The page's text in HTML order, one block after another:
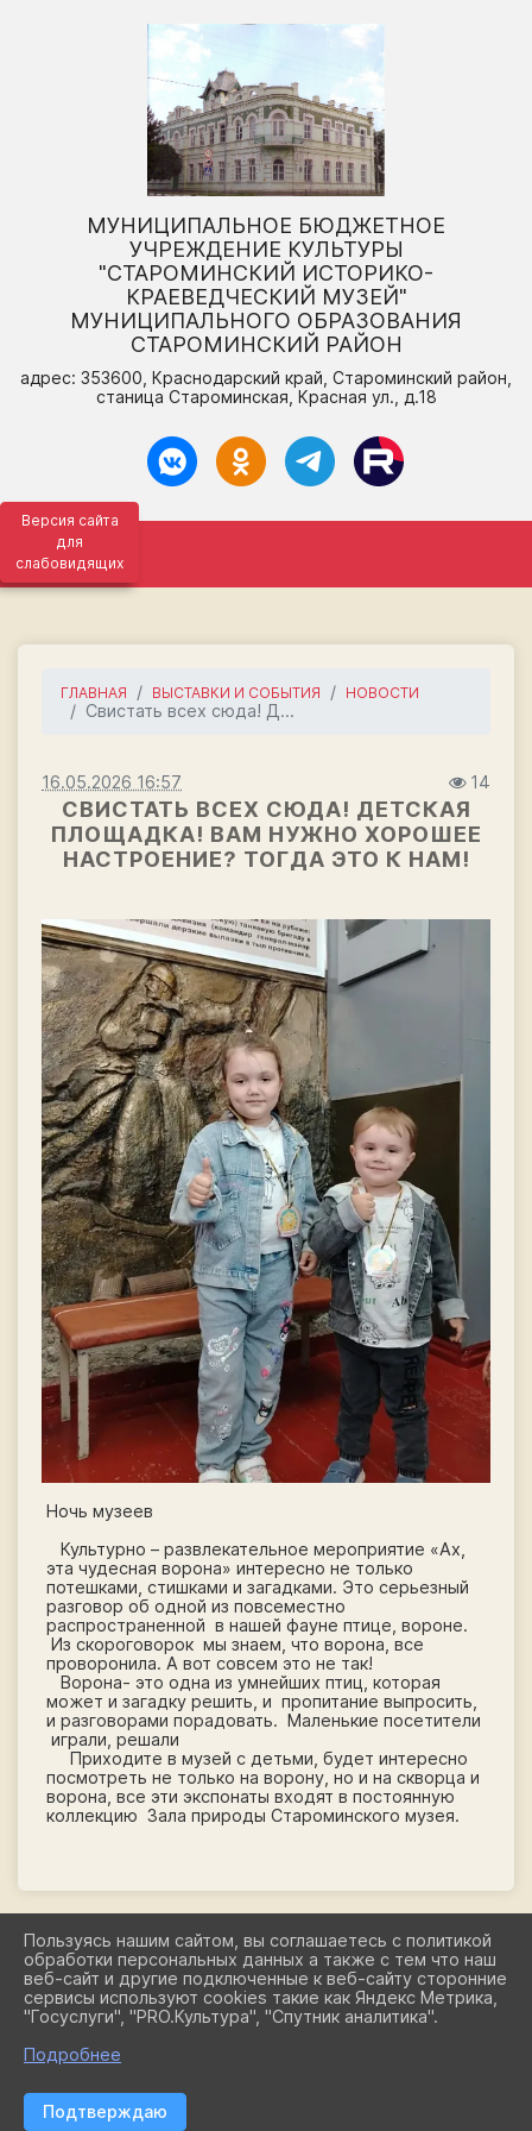
Версия сайта
для
слабовидящих
МУНИЦИПАЛЬНОЕ БЮДЖЕТНОЕ
УЧРЕЖДЕНИЕ КУЛЬТУРЫ
"СТАРОМИНСКИЙ ИСТОРИКО-
КРАЕВЕДЧЕСКИЙ МУЗЕЙ"
МУНИЦИПАЛЬНОГО ОБРАЗОВАНИЯ
СТАРОМИНСКИЙ РАЙОН
адрес: 353600, Краснодарский край, Староминский район,
станица Староминская, Красная ул., д.18
ГЛАВНАЯ ВЫСТАВКИ И СОБЫТИЯ НОВОСТИ
Свистать всех сюда! Д...
16.05.2026 16:57 14
СВИСТАТЬ ВСЕХ СЮДА! ДЕТСКАЯ
ПЛОЩАДКА! ВАМ НУЖНО ХОРОШЕЕ
НАСТРОЕНИЕ? ТОГДА ЭТО К НАМ!
Ночь музеев
Культурно – развлекательное мероприятие «Ах,
эта чудесная ворона» интересно не только
потешками, стишками и загадками. Это серьезный
разговор об одной из повсеместно
распространенной в нашей фауне птице, вороне.
Из скороговорок мы знаем, что ворона, все
проворонила. А вот совсем это не так!
Ворона- это одна из умнейших птиц, которая
может и загадку решить, и пропитание выпросить,
и разговорами порадовать. Маленькие посетители
играли, решали
Приходите в музей с детьми, будет интересно
посмотреть не только на ворону, но и на скворца и
ворона, все эти экспонаты входят в постоянную
коллекцию Зала природы Староминского музея.
2026 Г. СТАРОМИНСКИЙ-МУЗЕЙ.РФ
ВХОД
КАРТА САЙТА
ПОЛИТИКА ОБРАБОТКИ ПЕРСОНАЛЬНЫХ ДАННЫХ
СДЕЛАНО НА KUBCMS
Пользуясь нашим сайтом, вы соглашаетесь с политикой
обработки персональных данных а также с тем что наш
веб-сайт и другие подключенные к веб-сайту сторонние
сервисы используют cookies такие как Яндекс Метрика,
"Госуслуги", "PRO.Культура", "Спутник аналитика".
Подробнее
Подтверждаю